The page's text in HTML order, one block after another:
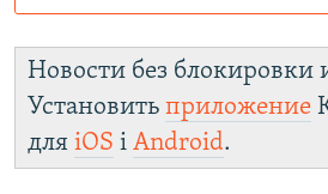
Крым.Реалии
https://smarturl.click/zYdJA
Новости без блокировки
Установить приложение
для iOS і Android.